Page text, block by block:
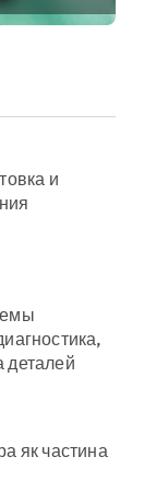
и
деталей
як частина